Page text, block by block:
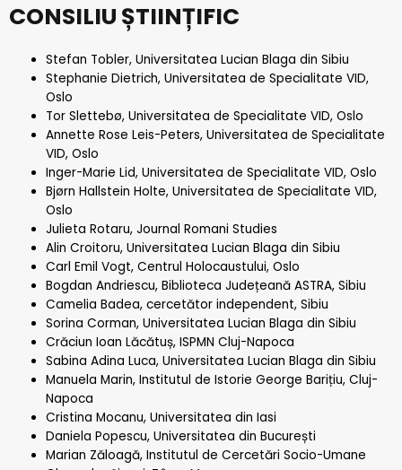
CONSILIU ȘTIINȚIFIC
Stefan Tobler, Universitatea Lucian Blaga din Sibiu
Stephanie Dietrich, Universitatea de Specialitate VID,
Oslo
Tor Slettebø, Universitatea de Specialitate VID, Oslo
Annette Rose Leis-Peters, Universitatea de Specialitate
VID, Oslo
Inger-Marie Lid, Universitatea de Specialitate VID, Oslo
Bjørn Hallstein Holte, Universitatea de Specialitate VID,
Oslo
Julieta Rotaru, Journal Romani Studies
Alin Croitoru, Universitatea Lucian Blaga din Sibiu
Carl Emil Vogt, Centrul Holocaustului, Oslo
Bogdan Andriescu, Biblioteca Județeană ASTRA, Sibiu
Camelia Badea, cercetător independent, Sibiu
Sorina Corman, Universitatea Lucian Blaga din Sibiu
Crăciun Ioan Lăcătuș, ISPMN Cluj-Napoca
Sabina Adina Luca, Universitatea Lucian Blaga din Sibiu
Manuela Marin, Institutul de Istorie George Barițiu, Cluj-
Napoca
Cristina Mocanu, Universitatea din Iasi
Daniela Popescu, Universitatea din București
Marian Zăloagă, Institutul de Cercetări Socio-Umane